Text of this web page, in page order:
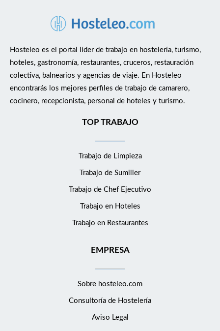
Hosteleo es el portal líder de trabajo en hostelería, turismo,
hoteles, gastronomía, restaurantes, cruceros, restauración
colectiva, balnearios y agencias de viaje. En Hosteleo
encontrarás los mejores perfiles de trabajo de camarero,
cocinero, recepcionista, personal de hoteles y turismo.
TOP TRABAJO
Trabajo de Limpieza
Trabajo de Sumiller
Trabajo de Chef Ejecutivo
Trabajo en Hoteles
Trabajo en Restaurantes
EMPRESA
Sobre hosteleo.com
Consultoría de Hostelería
Aviso Legal